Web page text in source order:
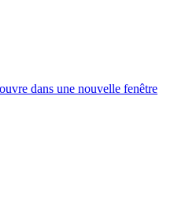
dans une nouvelle fenêtre